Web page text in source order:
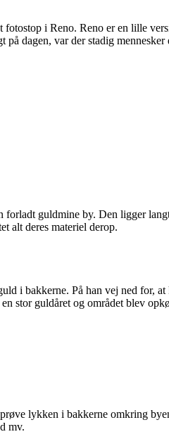
i Reno. Reno er en lille
dagen, var der stadig mennesker
forladt guldmine by. Den ligger
alt deres materiel derop.
i bakkerne. På han vej ned for,
stor guldåret og området blev
lykken i bakkerne omkring
mv.